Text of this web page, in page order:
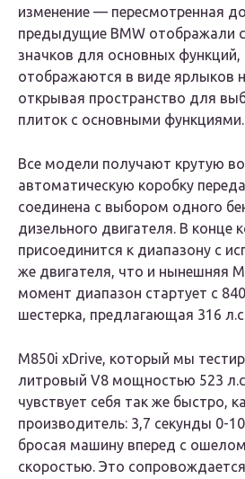
изменение — пересмотренная
предыдущие BMW отображали
значков для основных функций,
отображаются в виде ярлыков
открывая пространство для
плиток с основными функциями.
Все модели получают крутую
автоматическую коробку
соединена с выбором одного
дизельного двигателя. В конце
присоединится к диапазону с
же двигателя, что и нынешняя
момент диапазон стартует с
шестерка, предлагающая 316
M850i ​​xDrive, который мы
литровый V8 мощностью 523
чувствует себя так же быстро,
производитель: 3,7 секунды 0-
бросая машину вперед с
скоростью. Это